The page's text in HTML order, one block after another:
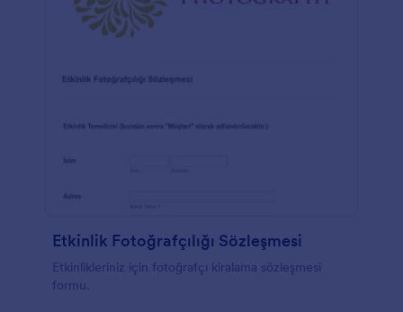
Etkinlik Fotoğrafçılığı Sözleşmesi
Etkinlikleriniz için fotoğrafçı kiralama sözleşmesi
formu.